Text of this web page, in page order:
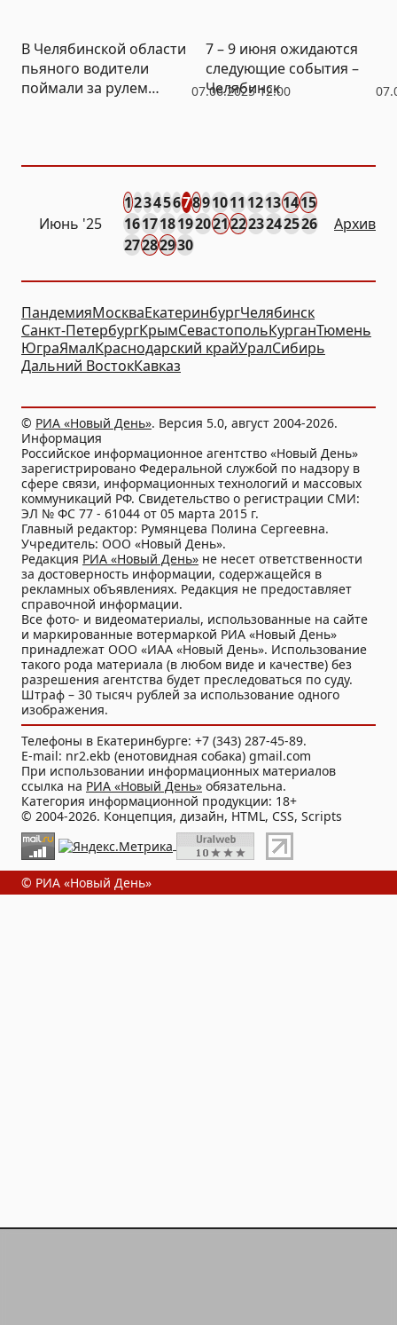
07.06.2025 12:00
В Челябинской области
пьяного водители
поймали за рулем
7 – 9 июня ожидаются
следующие события –
Челябинск
Июнь '25
123456789101112131415
1617181920212223242526
27282930
Архив
ПандемияМоскваЕкатеринбургЧелябинск
Санкт-ПетербургКрымСевастопольКурганТюмень
ЮграЯмалКраснодарский крайУралСибирь
Дальний ВостокКавказ
© РИА «Новый День». Версия 5.0, август 2004-2026.
Информация
Российское информационное агентство «Новый День»
зарегистрировано Федеральной службой по надзору в
сфере связи, информационных технологий и массовых
коммуникаций РФ. Свидетельство о регистрации СМИ:
ЭЛ № ФС 77 - 61044 от 05 марта 2015 г.
Главный редактор: Румянцева Полина Сергеевна.
Учредитель: ООО «Новый День».
Редакция РИА «Новый День» не несет ответственности
за достоверность информации, содержащейся в
рекламных объявлениях. Редакция не предоставляет
справочной информации.
Все фото- и видеоматериалы, использованные на сайте
и маркированные вотермаркой РИА «Новый День»
принадлежат ООО «ИАА «Новый День». Использование
такого рода материала (в любом виде и качестве) без
разрешения агентства будет преследоваться по суду.
Штраф – 30 тысяч рублей за использование одного
изображения.
Телефоны в Екатеринбурге: +7 (343) 287-45-89.
E-mail: nr2.ekb (енотовидная собака) gmail.com
При использовании информационных материалов
ссылка на РИА «Новый День» обязательна.
Категория информационной продукции: 18+
© 2004-2026. Концепция, дизайн, HTML, CSS, Scripts
© РИА «Новый День»